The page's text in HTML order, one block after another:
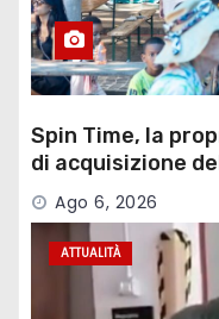
Spin Time, la
di acquisizione
Ago 6, 2026
ATTUALITÀ